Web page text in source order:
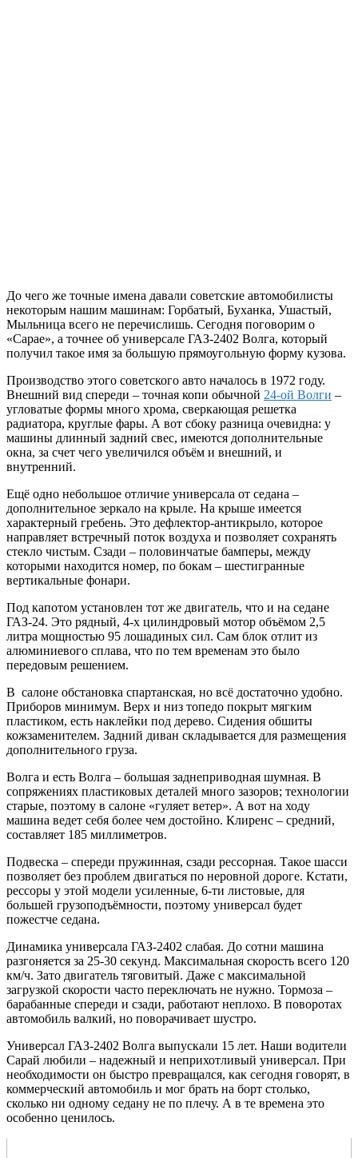
До чего же точные имена давали советские автомобилисты
некоторым нашим машинам: Горбатый, Буханка, Ушастый,
Мыльница всего не перечислишь. Сегодня поговорим о
«Сарае», а точнее об универсале ГАЗ-2402 Волга, который
получил такое имя за большую прямоугольную форму кузова.
Производство этого советского авто началось в 1972 году.
Внешний вид спереди – точная копи обычной 24-ой Волги –
угловатые формы много хрома, сверкающая решетка
радиатора, круглые фары. А вот сбоку разница очевидна: у
машины длинный задний свес, имеются дополнительные
окна, за счет чего увеличился объём и внешний, и
внутренний.
Ещё одно небольшое отличие универсала от седана –
дополнительное зеркало на крыле. На крыше имеется
характерный гребень. Это дефлектор-антикрыло, которое
направляет встречный поток воздуха и позволяет сохранять
стекло чистым. Сзади – половинчатые бамперы, между
которыми находится номер, по бокам – шестигранные
вертикальные фонари.
Под капотом установлен тот же двигатель, что и на седане
ГАЗ-24. Это рядный, 4-х цилиндровый мотор объёмом 2,5
литра мощностью 95 лошадиных сил. Сам блок отлит из
алюминиевого сплава, что по тем временам это было
передовым решением.
В салоне обстановка спартанская, но всё достаточно удобно.
Приборов минимум. Верх и низ топедо покрыт мягким
пластиком, есть наклейки под дерево. Сидения обшиты
кожзаменителем. Задний диван складывается для размещения
дополнительного груза.
Волга и есть Волга – большая заднеприводная шумная. В
сопряжениях пластиковых деталей много зазоров; технологии
старые, поэтому в салоне «гуляет ветер». А вот на ходу
машина ведет себя более чем достойно. Клиренс – средний,
составляет 185 миллиметров.
Подвеска – спереди пружинная, сзади рессорная. Такое шасси
позволяет без проблем двигаться по неровной дороге. Кстати,
рессоры у этой модели усиленные, 6-ти листовые, для
большей грузоподъёмности, поэтому универсал будет
пожестче седана.
Динамика универсала ГАЗ-2402 слабая. До сотни машина
разгоняется за 25-30 секунд. Максимальная скорость всего 120
км/ч. Зато двигатель тяговитый. Даже с максимальной
загрузкой скорости часто переключать не нужно. Тормоза –
барабанные спереди и сзади, работают неплохо. В поворотах
автомобиль валкий, но поворачивает шустро.
Универсал ГАЗ-2402 Волга выпускали 15 лет. Наши водители
Сарай любили – надежный и неприхотливый универсал. При
необходимости он быстро превращался, как сегодня говорят, в
коммерческий автомобиль и мог брать на борт столько,
сколько ни одному седану не по плечу. А в те времена это
особенно ценилось.